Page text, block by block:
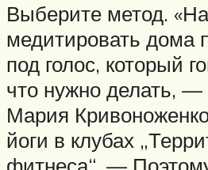
Выберите метод.
медитировать дома
под голос, который
что нужно делать, —
Мария
йоги в клубах